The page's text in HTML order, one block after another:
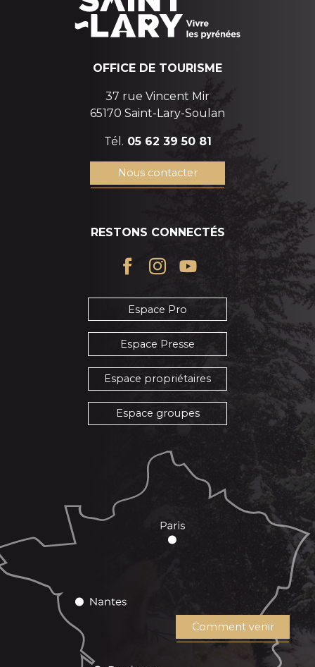
OFFICE DE TOURISME
37 rue Vincent Mir
65170 Saint-Lary-Soulan
Tél. 05 62 39 50 81
Nous contacter
RESTONS CONNECTÉS
Espace Pro
Espace Presse
Espace propriétaires
Espace groupes
Comment venir